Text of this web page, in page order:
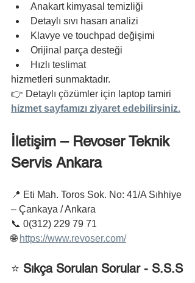
Anakart kimyasal temizliği
Detaylı sıvı hasarı analizi
Klavye ve touchpad değişimi
Orijinal parça desteği
Hızlı teslimat
hizmetleri sunmaktadır.
👉 Detaylı çözümler için laptop tamiri
hizmet sayfamızı ziyaret edebilirsiniz.
İletişim – Revoser Teknik
Servis Ankara
📍 Eti Mah. Toros Sok. No: 41/A Sıhhiye
– Çankaya / Ankara
📞 0(312) 229 79 71
🌐 https://www.revoser.com/
⭐ Sıkça Sorulan Sorular - S.S.S